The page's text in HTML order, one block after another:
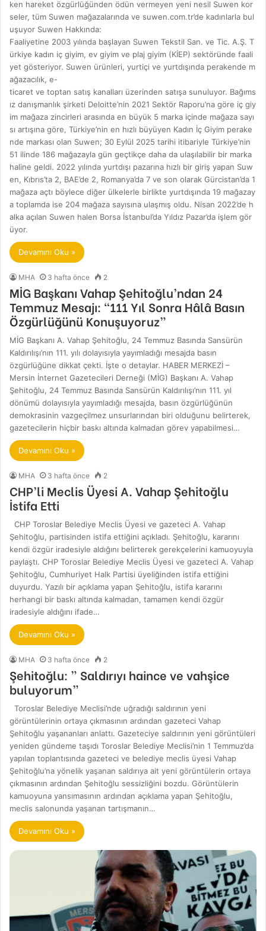
ken hareket özgürlüğünden ödün vermeyen yeni nesil Suwen kor
seler, tüm Suwen mağazalarında ve suwen.com.tr’de kadınlarla bul
uşuyor Suwen Hakkında:
Faaliyetine 2003 yılında başlayan Suwen Tekstil San. ve Tic. A.Ş. T
ürkiye kadın iç giyim, ev giyim ve plaj giyim (KİEP) sektöründe faali
yet gösteriyor. Suwen ürünleri, yurtiçi ve yurtdışında perakende m
ağazacılık, e-
ticaret ve toptan satış kanalları üzerinden satışa sunuluyor. Bağıms
ız danışmanlık şirketi Deloitte’nin 2021 Sektör Raporu’na göre iç giy
im mağaza zincirleri arasında en büyük 5 marka içinde mağaza sayı
sı artışına göre, Türkiye’nin en hızlı büyüyen Kadın İç Giyim perake
nde markası olan Suwen; 30 Eylül 2025 tarihi itibariyle Türkiye’nin
51 ilinde 186 mağazayla gün geçtikçe daha da ulaşılabilir bir marka
haline geldi. 2022 yılında yurtdışı pazarına hızlı bir giriş yapan Suw
en, Kıbrıs’ta 2, BAE’de 2, Romanya’da 7 ve son olarak Gürcistan’da 1
mağaza açtı böylece diğer ülkelerle birlikte yurtdışında 19 mağazay
a toplamda ise 204 mağaza sayısına ulaşmış oldu. Nisan 2022’de h
alka açılan Suwen halen Borsa İstanbul’da Yıldız Pazar’da işlem gör
üyor.
Devamını Oku »
MHA 3 hafta önce 2
MİG Başkanı Vahap Şehitoğlu’ndan 24
Temmuz Mesajı: “111 Yıl Sonra Hâlâ Basın
Özgürlüğünü Konuşuyoruz”
MİG Başkanı A. Vahap Şehitoğlu, 24 Temmuz Basında Sansürün
Kaldırılışı’nın 111. yılı dolayısıyla yayımladığı mesajda basın
özgürlüğüne dikkat çekti. İşte o detaylar. HABER MERKEZİ –
Mersin İnternet Gazetecileri Derneği (MİG) Başkanı A. Vahap
Şehitoğlu, 24 Temmuz Basında Sansürün Kaldırılışı’nın 111. yıl
dönümü dolayısıyla yayımladığı mesajda, basın özgürlüğünün
demokrasinin vazgeçilmez unsurlarından biri olduğunu belirterek,
gazetecilerin hiçbir baskı altında kalmadan görev yapabilmesi…
Devamını Oku »
MHA 3 hafta önce 2
CHP’li Meclis Üyesi A. Vahap Şehitoğlu
İstifa Etti
CHP Toroslar Belediye Meclis Üyesi ve gazeteci A. Vahap
Şehitoğlu, partisinden istifa ettiğini açıkladı. Şehitoğlu, kararını
kendi özgür iradesiyle aldığını belirterek gerekçelerini kamuoyuyla
paylaştı. CHP Toroslar Belediye Meclis Üyesi ve gazeteci A. Vahap
Şehitoğlu, Cumhuriyet Halk Partisi üyeliğinden istifa ettiğini
duyurdu. Yazılı bir açıklama yapan Şehitoğlu, istifa kararını
herhangi bir baskı altında kalmadan, tamamen kendi özgür
iradesiyle aldığını ifade…
Devamını Oku »
MHA 3 hafta önce 2
Şehitoğlu: ” Saldırıyı haince ve vahşice
buluyorum”
Toroslar Belediye Meclisi’nde uğradığı saldırının yeni
görüntülerinin ortaya çıkmasının ardından gazeteci Vahap
Şehitoğlu yaşananları anlattı. Gazeteciye saldırının yeni görüntüleri
yeniden gündeme taşıdı Toroslar Belediye Meclisi’nin 1 Temmuz’da
yapılan toplantısında gazeteci ve belediye meclis üyesi Vahap
Şehitoğlu’na yönelik yaşanan saldırıya ait yeni görüntülerin ortaya
çıkmasının ardından Şehitoğlu sessizliğini bozdu. Görüntülerin
kamuoyuna yansımasının ardından açıklama yapan Şehitoğlu,
meclis salonunda yaşanan tartışmanın…
Devamını Oku »